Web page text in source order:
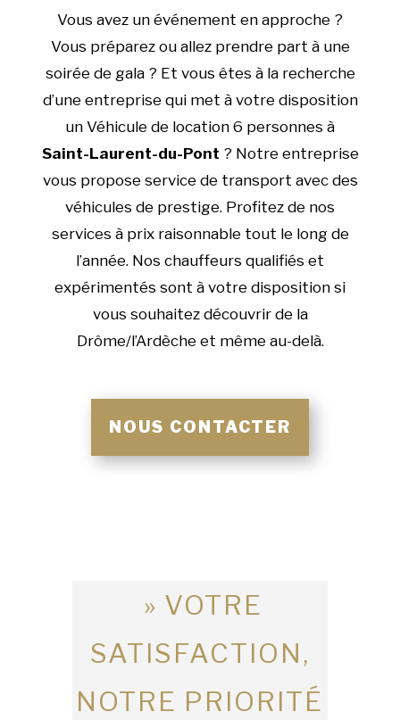
Vous avez un événement en approche ?
Vous préparez ou allez prendre part à une
soirée de gala ? Et vous êtes à la recherche
d’une entreprise qui met à votre disposition
un Véhicule de location 6 personnes à
Saint-Laurent-du-Pont ? Notre entreprise
vous propose service de transport avec des
véhicules de prestige. Profitez de nos
services à prix raisonnable tout le long de
l’année. Nos chauffeurs qualifiés et
expérimentés sont à votre disposition si
vous souhaitez découvrir de la
Drôme/l’Ardèche et même au-delà.
NOUS CONTACTER
» VOTRE
SATISFACTION,
NOTRE PRIORITÉ